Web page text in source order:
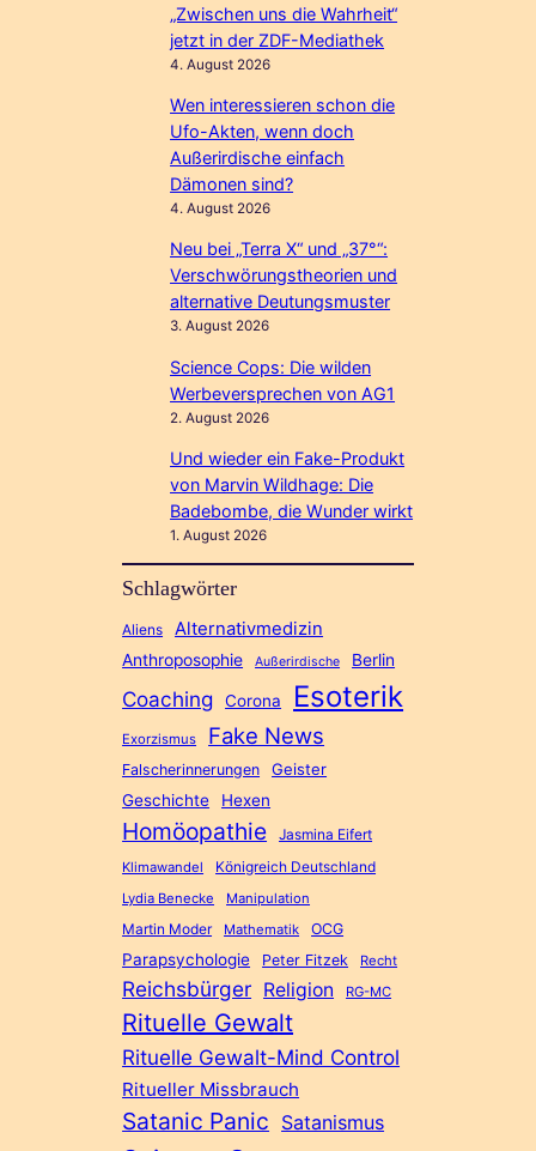
„Zwischen uns die Wahrheit“
jetzt in der ZDF-Mediathek
4. August 2026
Wen interessieren schon die
Ufo-Akten, wenn doch
Außerirdische einfach
Dämonen sind?
4. August 2026
Neu bei „Terra X“ und „37°“:
Verschwörungstheorien und
alternative Deutungsmuster
3. August 2026
Science Cops: Die wilden
Werbeversprechen von AG1
2. August 2026
Und wieder ein Fake-Produkt
von Marvin Wildhage: Die
Badebombe, die Wunder wirkt
1. August 2026
Schlagwörter
Aliens Alternativmedizin
Anthroposophie Außerirdische Berlin
Coaching Corona Esoterik
Exorzismus Fake News
Falscherinnerungen
Geister
Geschichte
Hexen
Homöopathie Jasmina Eifert
Klimawandel Königreich Deutschland
Lydia Benecke Manipulation
Martin Moder Mathematik OCG
Parapsychologie Peter Fitzek Recht
Reichsbürger Religion RG-MC
Rituelle Gewalt
Rituelle Gewalt-Mind Control
Ritueller Missbrauch
Satanic Panic Satanismus